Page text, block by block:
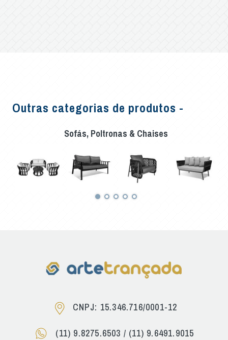
Outras categorias de produtos -
Sofás, Poltronas & Chaises
CNPJ: 15.346.716/0001-12
(11) 9.8275.6503 / (11) 9.6491.9015